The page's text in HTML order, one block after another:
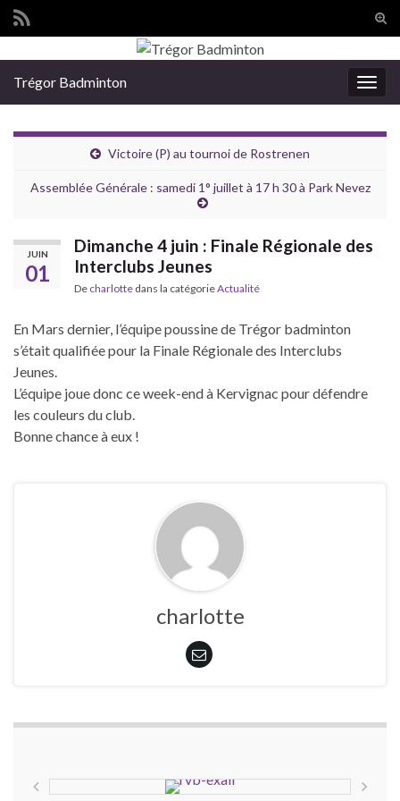
Search for:
Trégor Badminton
Victoire (P) au tournoi de Rostrenen
Assemblée Générale : samedi 1° juillet à 17 h 30 à Park Nevez
JUIN
01
Dimanche 4 juin : Finale Régionale des
Interclubs Jeunes
De charlotte dans la catégorieActualité
En Mars dernier, l’équipe poussine de Trégor badminton
s’était qualifiée pour la Finale Régionale des Interclubs
Jeunes.
L’équipe joue donc ce week-end à Kervignac pour défendre
les couleurs du club.
Bonne chance à eux !
charlotte